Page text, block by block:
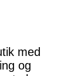
med
og